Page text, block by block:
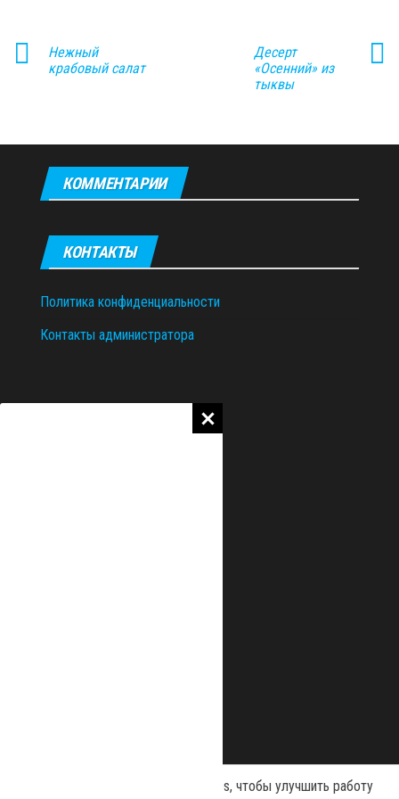
Нежный
крабовый салат
Десерт
«Осенний» из
тыквы
КОММЕНТАРИИ
КОНТАКТЫ
Политика конфиденциальности
Контакты администратора
Наш сайт использует файлы cookies, чтобы улучшить работу